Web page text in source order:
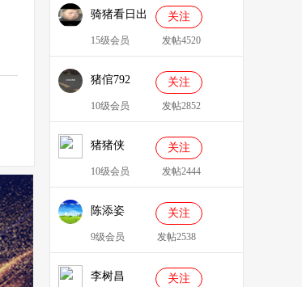
骑猪看日出 关注
15级会员 发帖4520
猪倌792 关注
10级会员 发帖2852
猪猪侠
086349
关注
10级会员 发帖2444
陈添姿 关注
9级会员 发帖2538
李树昌 关注